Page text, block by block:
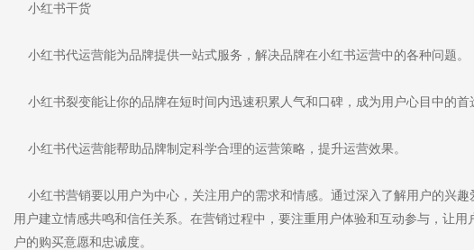
小红书干货
小红书代运营能为品牌提供一站式服务，解决品牌在小红书运营中的各种问题。
小红书裂变能让你的品牌在短时间内迅速积累人气和口碑，成为用户心目中的首
小红书代运营能帮助品牌制定科学合理的运营策略，提升运营效果。
小红书营销要以用户为中心，关注用户的需求和情感。通过深入了解用户的兴
用户建立情感共鸣和信任关系。在营销过程中，要注重用户体验和互动参与，让
户的购买意愿和忠诚度。